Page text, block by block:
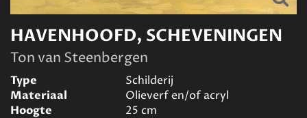
HAVENHOOFD, SCHEVENINGEN
Ton van Steenbergen
Type
Schilderij
Materiaal
Olieverf en/of acryl
Hoogte
25 cm